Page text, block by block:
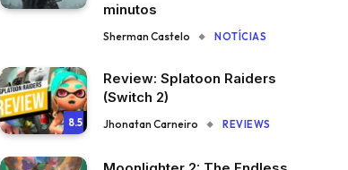
minutos
Sherman Castelo NOTÍCIAS
8.5
Review: Splatoon Raiders
(Switch 2)
Jhonatan Carneiro REVIEWS